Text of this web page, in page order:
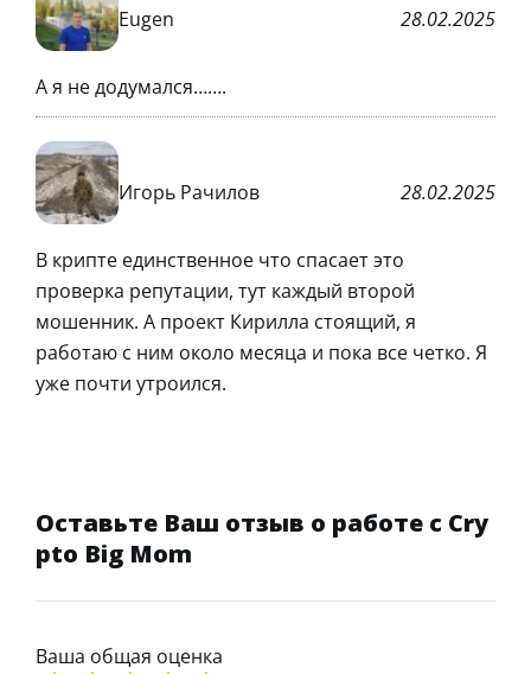
Eugen 28.02.2025
А я не додумался…….
Игорь Рачилов 28.02.2025
В крипте единственное что спасает это
проверка репутации, тут каждый второй
мошенник. А проект Кирилла стоящий, я
работаю с ним около месяца и пока все четко. Я
уже почти утроился.
Оставьте Ваш отзыв о работе с Cry
pto Big Mom
Ваша общая оценка